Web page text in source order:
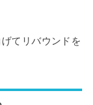
てリバウンドを